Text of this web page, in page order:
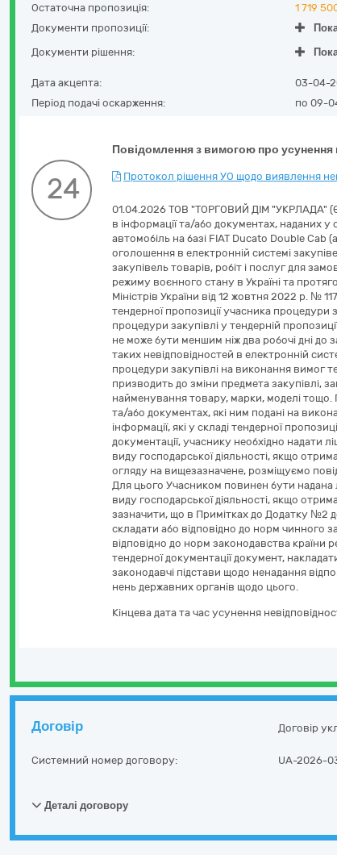
Остаточна пропозиція:
1 719
Документи пропозиції:
Документи рішення:
Дата акцепта:
03-04-
Період подачі оскарження:
по 09-
Повідомлення з вимогою про усунення
24 Протокол рішення УО щодо виявлення
01.04.2026 ТОВ "ТОРГОВИЙ ДІМ "УКРЛАДА"
в інформації та/або документах, наданих
автомобіль на базі FIAT Ducato Double Cab
оголошення в електронній системі
закупівель товарів, робіт і послуг для
режиму воєнного стану в Україні та
Міністрів України від 12 жовтня 2022 р. №
тендерної пропозиції учасника процедури
процедури закупівлі у тендерній
не може бути меншим ніж два робочі дні
таких невідповідностей в електронній
процедури закупівлі на виконання вимог
призводить до зміни предмета закупівлі,
найменування товару, марки, моделі тощо.
та/або документах, які ним подані на
інформації, які у складі тендерної
документації, учаснику необхідно надати
виду господарської діяльності, якщо
огляду на вищезазначене, розміщуємо
Для цього Учасником повинен бути надана
виду господарської діяльності, якщо
зазначити, що в Примітках до Додатку №2
складати або відповідно до норм чинного
відповідно до норм законодавства країни
тендерної документації документ,
законодавчі підстави щодо ненадання
нень державних органів щодо цього.
Кінцева дата та час усунення
Договір Договір
Системний номер договору: UA-2026-
Деталі договору